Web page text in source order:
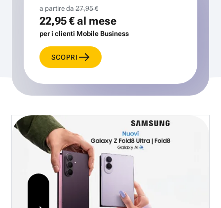
a partire da 27,95 €
22,95 €al mese
per i clienti Mobile Business
SCOPRI